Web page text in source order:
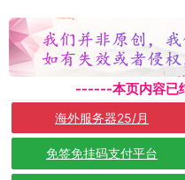
------本页内容已
海外服务器25/月
免签免挂码支付平台